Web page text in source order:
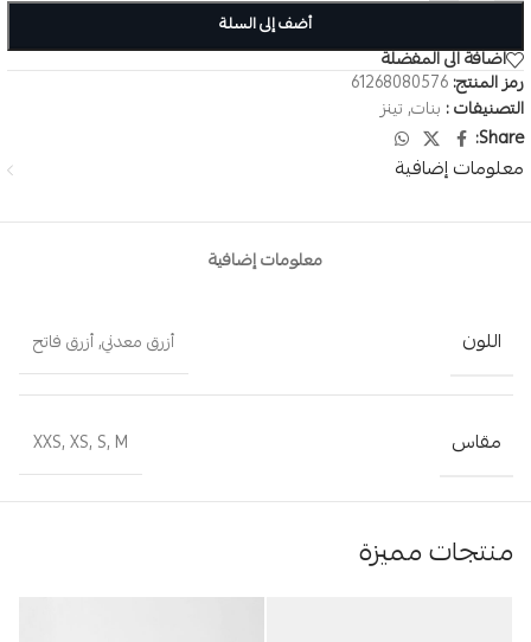
أضف إلى السلة
اضافة الى المفضلة
رمز المنتج: 61268080576
التصنيفات : بنات, تينز
Share:
معلومات إضافية
معلومات إضافية
اللون أزرق معدني,أزرق فاتح
مقاس XXS, XS, S, M
منتجات مميزة